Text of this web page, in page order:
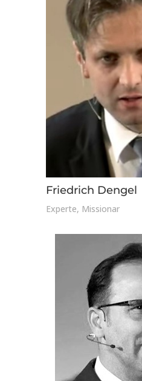
Friedrich Dengel
Experte, Missionar